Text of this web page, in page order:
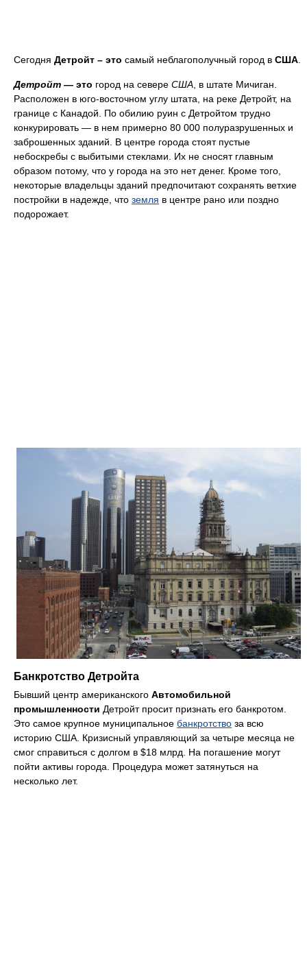
Сегодня Детройт – это самый неблагополучный город в США
Детройт — это город на севере США , в штате Мичиган.
Расположен в юго-восточном углу штата, на реке Детройт, на
границе с Канадой. По обилию руин с Детройтом трудно
конкурировать — в нем примерно 80 000 полуразрушенных и
заброшенных зданий. В центре города стоят пустые
небоскребы с выбитыми стеклами. Их не сносят главным
образом потому, что у города на это нет денег. Кроме того,
некоторые владельцы зданий предпочитают сохранять ветхие
постройки в надежде, что земля в центре рано или поздно
подорожает.
Банкротство Детройта
Бывший центр американского Автомобильной
промышленности Детройт просит признать его банкротом.
Это самое крупное муниципальное банкротство за всю
историю США. Кризисный управляющий за четыре месяца не
смог справиться с долгом в $18 млрд. На погашение могут
пойти активы города. Процедура может затянуться на
несколько лет.